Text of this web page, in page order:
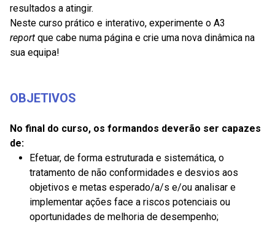
resultados a atingir.
Neste curso prático e interativo, experimente o A3
report que cabe numa página e crie uma nova dinâmica na
sua equipa!
OBJETIVOS
No final do curso, os formandos deverão ser capazes
de:
Efetuar, de forma estruturada e sistemática, o
tratamento de não conformidades e desvios aos
objetivos e metas esperado/a/s e/ou analisar e
implementar ações face a riscos potenciais ou
oportunidades de melhoria de desempenho;